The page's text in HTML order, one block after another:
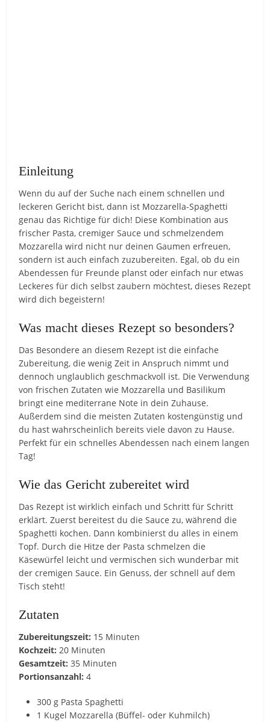
Einleitung
Wenn du auf der Suche nach einem schnellen und
leckeren Gericht bist, dann ist Mozzarella-Spaghetti
genau das Richtige für dich! Diese Kombination aus
frischer Pasta, cremiger Sauce und schmelzendem
Mozzarella wird nicht nur deinen Gaumen erfreuen,
sondern ist auch einfach zuzubereiten. Egal, ob du ein
Abendessen für Freunde planst oder einfach nur etwas
Leckeres für dich selbst zaubern möchtest, dieses Rezept
wird dich begeistern!
Was macht dieses Rezept so besonders?
Das Besondere an diesem Rezept ist die einfache
Zubereitung, die wenig Zeit in Anspruch nimmt und
dennoch unglaublich geschmackvoll ist. Die Verwendung
von frischen Zutaten wie Mozzarella und Basilikum
bringt eine mediterrane Note in dein Zuhause.
Außerdem sind die meisten Zutaten kostengünstig und
du hast wahrscheinlich bereits viele davon zu Hause.
Perfekt für ein schnelles Abendessen nach einem langen
Tag!
Wie das Gericht zubereitet wird
Das Rezept ist wirklich einfach und Schritt für Schritt
erklärt. Zuerst bereitest du die Sauce zu, während die
Spaghetti kochen. Dann kombinierst du alles in einem
Topf. Durch die Hitze der Pasta schmelzen die
Käsewürfel leicht und vermischen sich wunderbar mit
der cremigen Sauce. Ein Genuss, der schnell auf dem
Tisch steht!
Zutaten
Zubereitungszeit: 15 Minuten
Kochzeit: 20 Minuten
Gesamtzeit: 35 Minuten
Portionsanzahl: 4
300 g Pasta Spaghetti
1 Kugel Mozzarella (Büffel- oder Kuhmilch)